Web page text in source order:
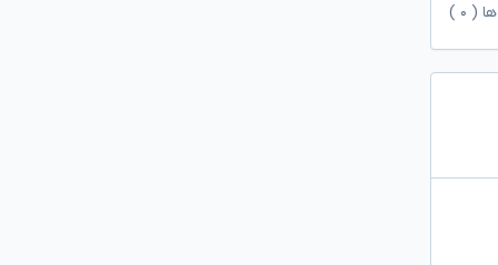
( ۰